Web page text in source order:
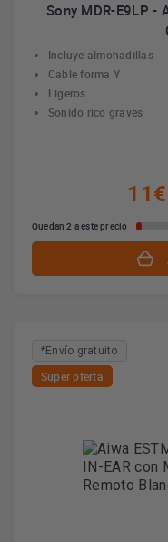
Sony MDR-E9LP -
Incluye almohadillas
Cable forma Y
Ligeros
Sonido rico graves
11€
Quedan 2 a este precio
*Envío gratuito
Super oferta